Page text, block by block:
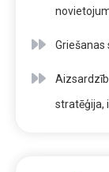
Griešanas
stratēģija,